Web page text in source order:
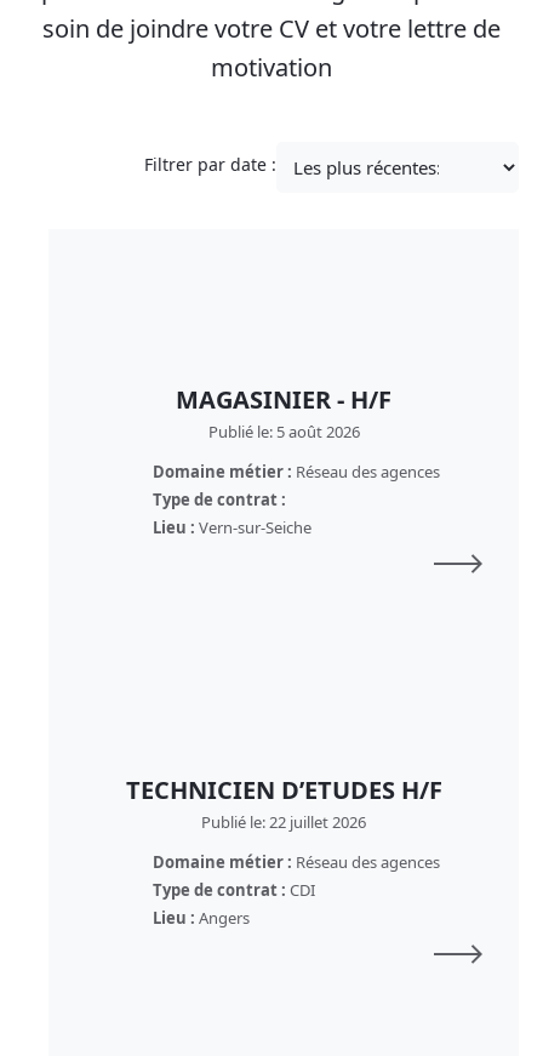
soin de joindre votre CV et votre lettre de
motivation
Filtrer par date :
MAGASINIER - H/F
Publié le: 5 août 2026
Domaine métier : Réseau des agences
Type de contrat :
Lieu : Vern-sur-Seiche
TECHNICIEN D’ETUDES H/F
Publié le: 22 juillet 2026
Domaine métier : Réseau des agences
Type de contrat : CDI
Lieu : Angers